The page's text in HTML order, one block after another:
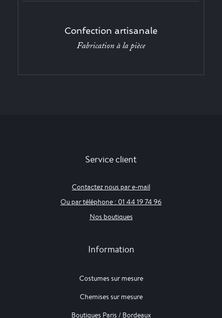
Confection artisanale
Fabrication à la pièce
Service client
Contactez nous par e-mail
Ou par téléphone : 01 44 19 74 96
Nos boutiques
Information
Costumes sur mesure
Chemises sur mesure
Boutiques Paris / Bordeaux